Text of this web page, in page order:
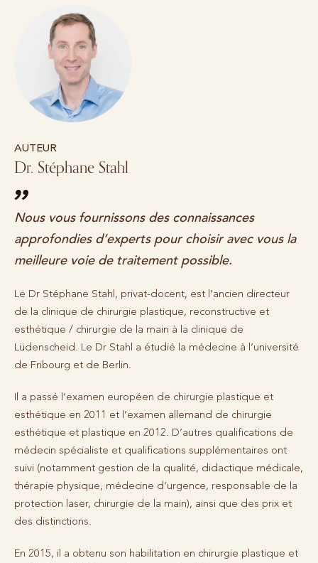
AUTEUR
Dr. Stéphane Stahl
Nous vous fournissons des connaissances
approfondies d’experts pour choisir avec vous la
meilleure voie de traitement possible.
Le Dr Stéphane Stahl, privat-docent, est l’ancien directeur
de la clinique de chirurgie plastique, reconstructive et
esthétique / chirurgie de la main à la clinique de
Lüdenscheid. Le Dr Stahl a étudié la médecine à l’université
de Fribourg et de Berlin.
Il a passé l’examen européen de chirurgie plastique et
esthétique en 2011 et l’examen allemand de chirurgie
esthétique et plastique en 2012. D’autres qualifications de
médecin spécialiste et qualifications supplémentaires ont
suivi (notamment gestion de la qualité, didactique médicale,
thérapie physique, médecine d’urgence, responsable de la
protection laser, chirurgie de la main), ainsi que des prix et
des distinctions.
En 2015, il a obtenu son habilitation en chirurgie plastique et